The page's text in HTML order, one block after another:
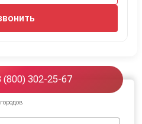
(800) 302-25-67